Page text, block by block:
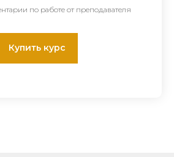
по работе от преподавателя
Купить курс